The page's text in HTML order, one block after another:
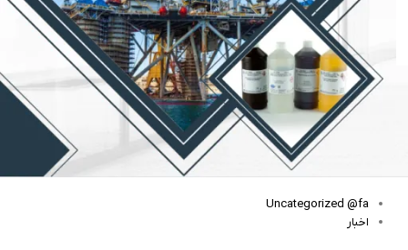
انتصاب مسعود حاتم‌وند به‌ عنوان معاون مدیرعامل و
ریاست بانکداری ویژه بانک سپه
انواع مختلف کنتور گاز
فشارسنج خون چیست؟
خرید مواد آزمایشگاهی
خرید مواد شیمیایی
Uncategorized @fa
اخبار